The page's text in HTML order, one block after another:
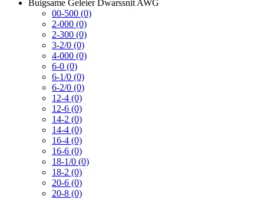
Buigsame Geleier Dwarssnit AWG
00-500 (0)
2-000 (0)
2-300 (0)
3-2/0 (0)
4-000 (0)
6-0 (0)
6-1/0 (0)
6-2/0 (0)
12-4 (0)
12-6 (0)
14-2 (0)
14-4 (0)
16-4 (0)
16-6 (0)
18-1/0 (0)
18-2 (0)
20-6 (0)
20-8 (0)